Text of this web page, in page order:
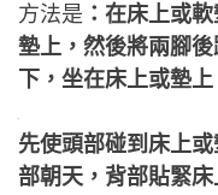
方法是 ：在床上或
墊上，然後將兩腳
下，坐在床上或墊
先使頭部碰到床上
部朝天，背部貼緊